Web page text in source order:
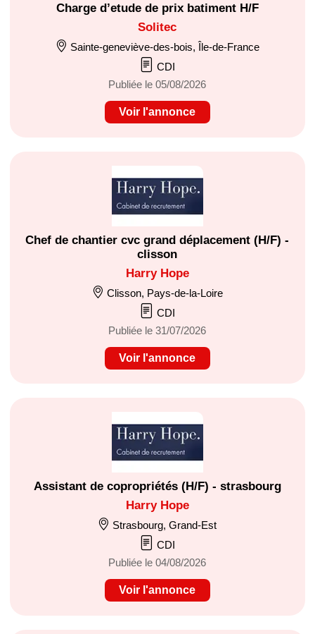
Charge d’etude de prix batiment H/F
Solitec
Sainte-geneviève-des-bois, Île-de-France
CDI
Publiée le 05/08/2026
Voir l'annonce
Chef de chantier cvc grand déplacement (H/F) -
clisson
Harry Hope
Clisson, Pays-de-la-Loire
CDI
Publiée le 31/07/2026
Voir l'annonce
Assistant de copropriétés (H/F) - strasbourg
Harry Hope
Strasbourg, Grand-Est
CDI
Publiée le 04/08/2026
Voir l'annonce